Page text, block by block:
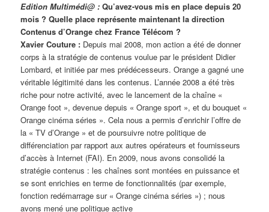
Edition Multimédi@ : Qu’avez-vous mis en place depuis 20
mois ? Quelle place représente maintenant la direction
Contenus d’Orange chez France Télécom ?
Xavier Couture : Depuis mai 2008, mon action a été de donner
corps à la stratégie de contenus voulue par le président Didier
Lombard, et initiée par mes prédécesseurs. Orange a gagné une
véritable légitimité dans les contenus. L’année 2008 a été très
riche pour notre activité, avec le lancement de la chaîne «
Orange foot », devenue depuis « Orange sport », et du bouquet «
Orange cinéma séries ». Cela nous a permis d’enrichir l’offre de
la « TV d’Orange » et de poursuivre notre politique de
différenciation par rapport aux autres opérateurs et fournisseurs
d’accès à Internet (FAI). En 2009, nous avons consolidé la
stratégie contenus : les chaînes sont montées en puissance et
se sont enrichies en terme de fonctionnalités (par exemple,
fonction redémarrage sur « Orange cinéma séries ») ; nous
avons mené une politique active